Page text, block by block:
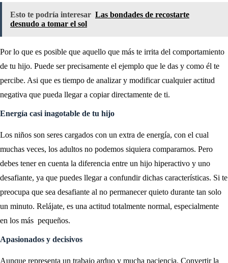
Esto te podría interesar Las bondades de recostarte
desnudo a tomar el sol
Por lo que es posible que aquello que más te irrita del comportamiento
de tu hijo. Puede ser precisamente el ejemplo que le das y como él te
percibe. Asi que es tiempo de analizar y modificar cualquier actitud
negativa que pueda llegar a copiar directamente de ti.
Energía casi inagotable de tu hijo
Los niños son seres cargados con un extra de energía, con el cual
muchas veces, los adultos no podemos siquiera compararnos. Pero
debes tener en cuenta la diferencia entre un hijo hiperactivo y uno
desafiante, ya que puedes llegar a confundir dichas características. Si te
preocupa que sea desafiante al no permanecer quieto durante tan solo
un minuto. Relájate, es una actitud totalmente normal, especialmente
en los más pequeños.
Apasionados y decisivos
Aunque representa un trabajo arduo y mucha paciencia. Convertir la